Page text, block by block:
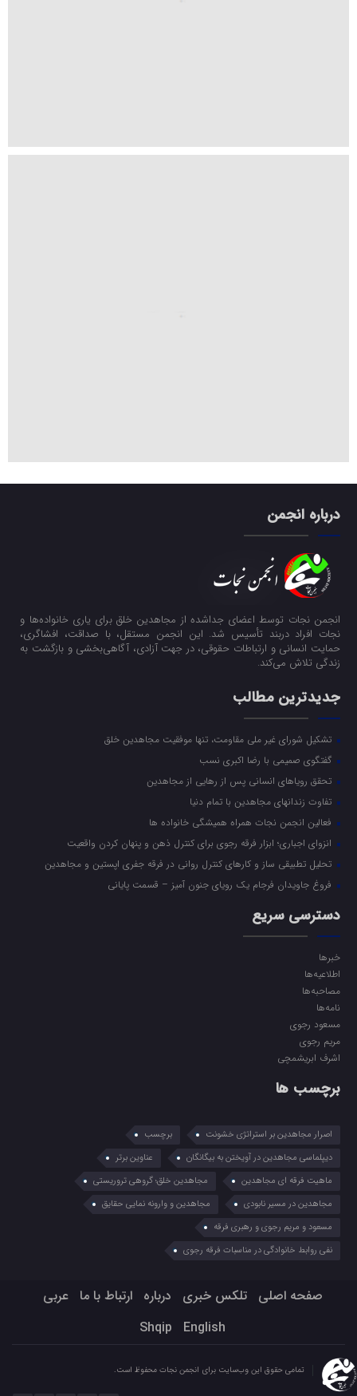
درباره انجمن
انجمن نجات توسط اعضای جداشده از مجاهدین خلق برای یاری خانواده‌ها و
نجات افراد دربند تأسیس شد. این انجمن مستقل، با صداقت، افشاگری،
حمایت انسانی و ارتباطات حقوقی، در جهت آزادی، آگاهی‌بخشی و بازگشت به
زندگی تلاش می‌کند.
جدیدترین مطالب
تشکیل شورای غیر ملی مقاومت، تنها موفقیت مجاهدین خلق
گفتگوی صمیمی با رضا اکبری نسب
تحقق رویاهای انسانی پس از رهایی از مجاهدین
تفاوت زندانهای مجاهدین با تمام دنیا
فعالین انجمن نجات همراه همیشگی خانواده ها
انزوای اجباری؛ ابزار فرقه رجوی برای کنترل ذهن و پنهان کردن واقعیت
تحلیل تطبیقی ساز و کارهای کنترل روانی در فرقه جفری اپستین و مجاهدین
فروغ جاویدان فرجام یک رویای جنون آمیز – قسمت پایانی
دسترسی سریع
خبرها
اطلاعیه‌ها
مصاحبه‌ها
نامه‌ها
مسعود رجوی
مریم رجوی
اشرف ابریشمچی
برچسب ها
اصرار مجاهدین بر استراتژی خشونت
برچسب
دیپلماسی مجاهدین در آویختن به بیگانگان
عناوین برتر
ماهیت فرقه ای مجاهدین
مجاهدین خلق؛ گروهی تروریستی
مجاهدین در مسیر نابودی
مجاهدین و وارونه نمایی حقایق
مسعود و مریم رجوی و رهبری فرقه
نفی روابط خانوادگی در مناسبات فرقه رجوی
صفحه اصلی تلکس خبری درباره ارتباط با ما
عربي
English
Shqip
تمامی حقوق این وب‌سایت برای انجمن نجات محفوظ است.